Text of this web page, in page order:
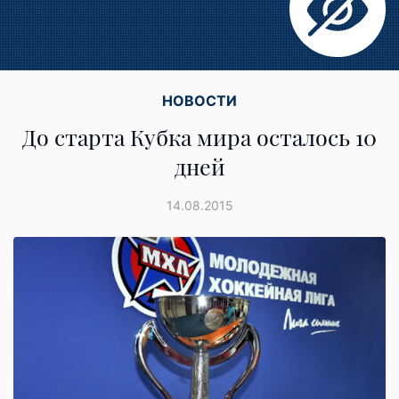
НОВОСТИ
До старта Кубка мира осталось 10
дней
14.08.2015